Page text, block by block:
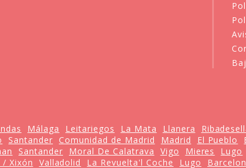
Málaga Leitariegos La Mata Llanera
Santander Comunidad de Madrid Madrid El Pueblo
Santander Moral De Calatrava Vigo Mieres Lugo
/ Xixón Valladolid La Revuelta'l Coche Lugo